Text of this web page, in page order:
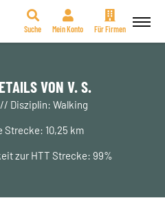
Suche Mein Konto Für Firmen
VON V. S.
Disziplin: Walking
Strecke: 10,25 km
zur HTT Strecke: 99%